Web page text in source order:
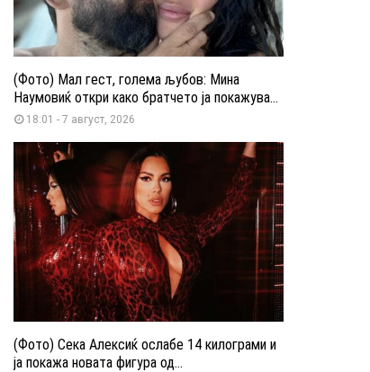
(Фото) Мал гест, голема љубов: Мина
Наумовиќ откри како братчето ја покажува...
18:01 - 7 август, 2026
(Фото) Сека Алексиќ ослабе 14 килограми и
ја покажа новата фигура од...